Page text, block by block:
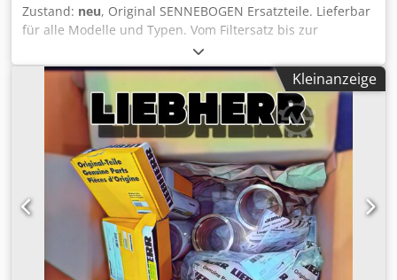
Zustand: neu, Original SENNEBOGEN Ersatzteile. Lieferbar
für alle Modelle und Typen. Vom Filtersatz bis zur
Haupthydraulikpumpe. Vom Displays bis zum Kabelstrang.
Codpfow Up D Hsx Am Rsha Fragen Sie uns bitte. Bitte mit
Seriennummer und falls möglich mit TeilenummerKleinanzeige